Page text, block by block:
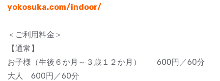
yokosuka.com/indoor/
＜ご利用料金＞
【通常】
お子様（生後６か月～３歳１２か月） 600円／60分
大人 600円／60分